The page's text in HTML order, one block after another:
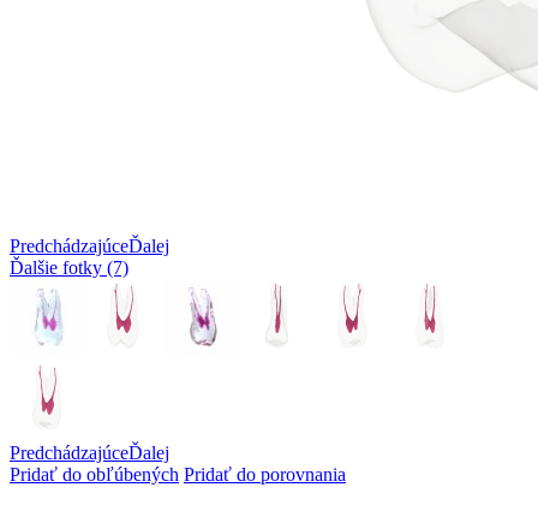
PredchádzajúceĎalej
Ďalšie fotky (7)
PredchádzajúceĎalej
Pridať do obľúbených Pridať do porovnania